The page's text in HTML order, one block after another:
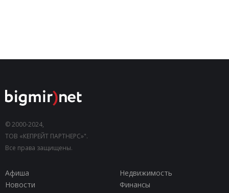
© 2000-2024,
ТОВ «КЕПРЕЙТ ПАРТНЕРС»".
Все права защищены.
Афиша
Недвижимость
Новости
Финансы